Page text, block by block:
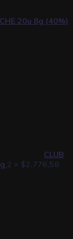
20u 8g (40%)
CLUB
2 × $2.776,58